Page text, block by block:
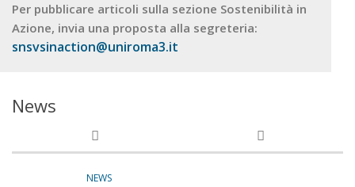
Per pubblicare articoli sulla sezione Sostenibilità in
Azione, invia una proposta alla segreteria:
snsvsinaction@uniroma3.it
News
NEWS